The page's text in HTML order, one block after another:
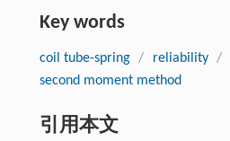
Key words
coil tube-spring / reliability /
second moment method
引用本文